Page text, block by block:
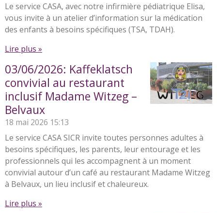
Le service CASA, avec notre infirmière pédiatrique Elisa,
vous invite à un atelier d’information sur la médication
des enfants à besoins spécifiques (TSA, TDAH).
Lire plus »
03/06/2026: Kaffeklatsch
convivial au restaurant
inclusif Madame Witzeg –
Belvaux
18 mai 2026 15:13
Le service CASA SICR invite toutes personnes adultes à
besoins spécifiques, les parents, leur entourage et les
professionnels qui les accompagnent à un moment
convivial autour d’un café au restaurant Madame Witzeg
à Belvaux, un lieu inclusif et chaleureux.
Lire plus »